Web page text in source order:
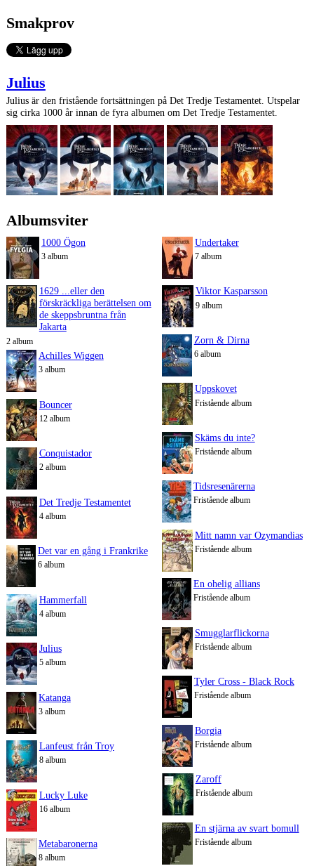
Smakprov
Julius
Julius är den fristående fortsättningen på Det Tredje Testamentet. Utspelar
sig cirka 1000 år innan de fyra albumen om Det Tredje Testamentet.
Albumsviter
1000 Ögon
3 album
1629 ...eller den
förskräckliga berättelsen om
de skeppsbruntna från
Jakarta
2 album
Achilles Wiggen
3 album
Bouncer
12 album
Conquistador
2 album
Det Tredje Testamentet
4 album
Det var en gång i Frankrike
6 album
Hammerfall
4 album
Julius
5 album
Katanga
3 album
Lanfeust från Troy
8 album
Lucky Luke
16 album
Metabaronerna
8 album
Undertaker
7 album
Viktor Kasparsson
9 album
Zorn & Dirna
6 album
Uppskovet
Fristående album
Skäms du inte?
Fristående album
Tidsresenärerna
Fristående album
Mitt namn var Ozymandias
Fristående album
En ohelig allians
Fristående album
Smugglarflickorna
Fristående album
Tyler Cross - Black Rock
Fristående album
Borgia
Fristående album
Zaroff
Fristående album
En stjärna av svart bomull
Fristående album